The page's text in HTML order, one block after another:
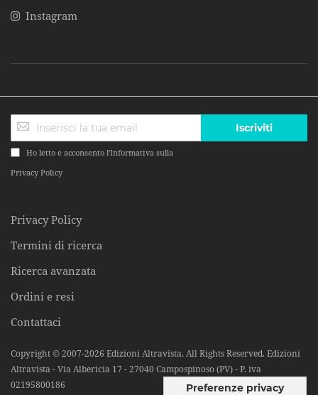
Instagram
Ho letto e acconsento l'Informativa sulla
Privacy Policy
Iscriviti
Privacy Policy
Termini di ricerca
Ricerca avanzata
Ordini e resi
Contattaci
Copyright © 2007-2026 Edizioni Altravista. All Rights Reserved. Edizioni
Altravista - Via Albericia 17 - 27040 Campospinoso (PV) - P. iva
02195800186